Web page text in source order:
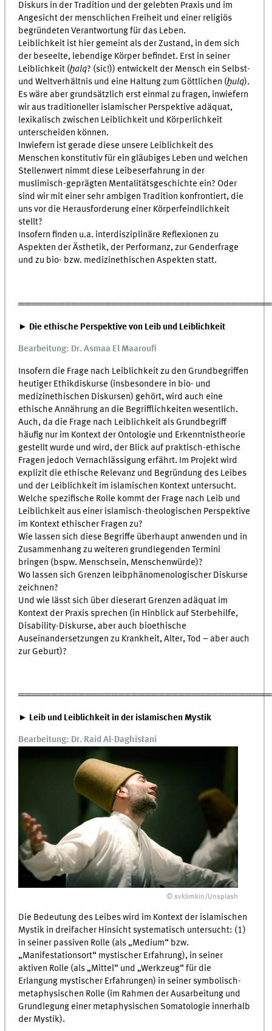
Diskurs in der Tradition und der gelebten Praxis und im
Angesicht der menschlichen Freiheit und einer religiös
begründeten Verantwortung für das Leben.
Leiblichkeit ist hier gemeint als der Zustand, in dem sich
der beseelte, lebendige Körper befindet. Erst in seiner
Leiblichkeit (ḫalq? (sic!)) entwickelt der Mensch ein Selbst-
und Weltverhältnis und eine Haltung zum Göttlichen (ḫulq).
Es wäre aber grundsätzlich erst einmal zu fragen, inwiefern
wir aus traditioneller islamischer Perspektive adäquat,
lexikalisch zwischen Leiblichkeit und Körperlichkeit
unterscheiden können.
Inwiefern ist gerade diese unsere Leiblichkeit des
Menschen konstitutiv für ein gläubiges Leben und welchen
Stellenwert nimmt diese Leibeserfahrung in der
muslimisch-geprägten Mentalitätsgeschichte ein? Oder
sind wir mit einer sehr ambigen Tradition konfrontiert, die
uns vor die Herausforderung einer Körperfeindlichkeit
stellt?
Insofern finden u.a. interdisziplinäre Reflexionen zu
Aspekten der Ästhetik, der Performanz, zur Genderfrage
und zu bio- bzw. medizinethischen Aspekten statt.
► Die ethische Perspektive von Leib und Leiblichkeit
Bearbeitung: Dr. Asmaa El Maaroufi
Insofern die Frage nach Leiblichkeit zu den Grundbegriffen
heutiger Ethikdiskurse (insbesondere in bio- und
medizinethischen Diskursen) gehört, wird auch eine
ethische Annährung an die Begrifflichkeiten wesentlich.
Auch, da die Frage nach Leiblichkeit als Grundbegriff
häufig nur im Kontext der Ontologie und Erkenntnistheorie
gestellt wurde und wird, der Blick auf praktisch-ethische
Fragen jedoch Vernachlässigung erfährt. Im Projekt wird
explizit die ethische Relevanz und Begründung des Leibes
und der Leiblichkeit im islamischen Kontext untersucht.
Welche spezifische Rolle kommt der Frage nach Leib und
Leiblichkeit aus einer islamisch-theologischen Perspektive
im Kontext ethischer Fragen zu?
Wie lassen sich diese Begriffe überhaupt anwenden und in
Zusammenhang zu weiteren grundlegenden Termini
bringen (bspw. Menschsein, Menschenwürde)?
Wo lassen sich Grenzen leibphänomenologischer Diskurse
zeichnen?
Und wie lässt sich über dieserart Grenzen adäquat im
Kontext der Praxis sprechen (in Hinblick auf Sterbehilfe,
Disability-Diskurse, aber auch bioethische
Auseinandersetzungen zu Krankheit, Alter, Tod – aber auch
zur Geburt)?
► Leib und Leiblichkeit in der islamischen Mystik
Bearbeitung: Dr. Raid Al-Daghistani
© svklimkin/Unsplash
Die Bedeutung des Leibes wird im Kontext der islamischen
Mystik in dreifacher Hinsicht systematisch untersucht: (1)
in seiner passiven Rolle (als „Medium“ bzw.
„Manifestationsort“ mystischer Erfahrung), in seiner
aktiven Rolle (als „Mittel“ und „Werkzeug“ für die
Erlangung mystischer Erfahrungen) in seiner symbolisch-
metaphysischen Rolle (im Rahmen der Ausarbeitung und
Grundlegung einer metaphysischen Somatologie innerhalb
der Mystik).